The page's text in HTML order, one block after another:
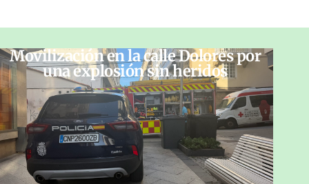
Movilización en la calle Dolores por
una explosión sin heridos